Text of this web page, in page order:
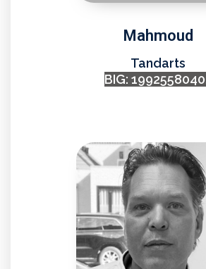
Mahmoud
Tandarts
BIG: